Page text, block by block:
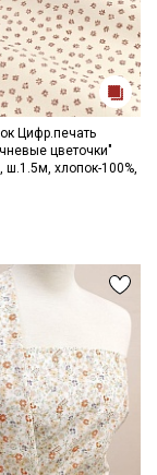
Цифр.печать
цветочки"
ш.1.5м, хлопок-100%,